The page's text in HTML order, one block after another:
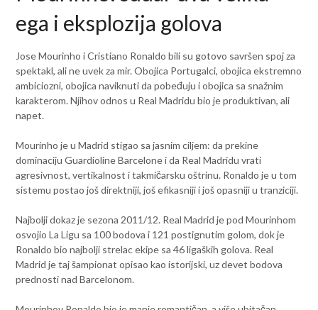
ega i eksplozija golova
Jose Mourinho i Cristiano Ronaldo bili su gotovo savršen spoj za
spektakl, ali ne uvek za mir. Obojica Portugalci, obojica ekstremno
ambiciozni, obojica naviknuti da pobeđuju i obojica sa snažnim
karakterom. Njihov odnos u Real Madridu bio je produktivan, ali
napet.
Mourinho je u Madrid stigao sa jasnim ciljem: da prekine
dominaciju Guardioline Barcelone i da Real Madridu vrati
agresivnost, vertikalnost i takmičarsku oštrinu. Ronaldo je u tom
sistemu postao još direktniji, još efikasniji i još opasniji u tranziciji.
Najbolji dokaz je sezona 2011/12. Real Madrid je pod Mourinhom
osvojio La Ligu sa 100 bodova i 121 postignutim golom, dok je
Ronaldo bio najbolji strelac ekipe sa 46 ligaških golova. Real
Madrid je taj šampionat opisao kao istorijski, uz devet bodova
prednosti nad Barcelonom.